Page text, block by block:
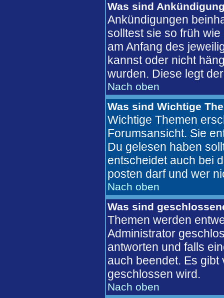
Was sind
Ankündigungen
solltest sie so früh
am Anfang des
kannst oder nicht
wurden. Diese legt
Nach oben
Was sind Wichtige
Wichtige Themen
Forumsansicht. Sie
Du gelesen haben
entscheidet auch bei
posten darf und wer
Nach oben
Was sind
Themen werden
Administrator
antworten und falls
auch beendet. Es
geschlossen wird.
Nach oben